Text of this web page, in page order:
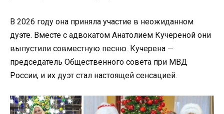
В 2026 году она приняла участие в неожиданном
дуэте. Вместе с адвокатом Анатолием Кучереной они
выпустили совместную песню. Кучерена —
председатель Общественного совета при МВД
России, и их дуэт стал настоящей сенсацией.